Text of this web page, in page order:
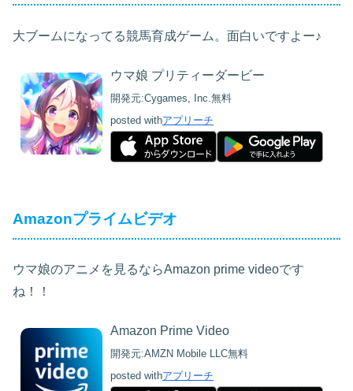
大ブームになってる競馬育成ゲーム。面白いですよー♪
ウマ娘 プリティーダービー
開発元:Cygames, Inc. 無料
posted withアプリーチ
Amazonプライムビデオ
ウマ娘のアニメを見るならAmazon prime videoです
ね！！
Amazon Prime Video
開発元:AMZN Mobile LLC無料
posted withアプリーチ